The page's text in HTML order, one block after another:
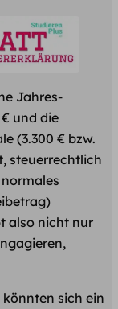
Jahres-
und die
(3.300 € bzw.
steuerrechtlich
also nicht nur
sich ein